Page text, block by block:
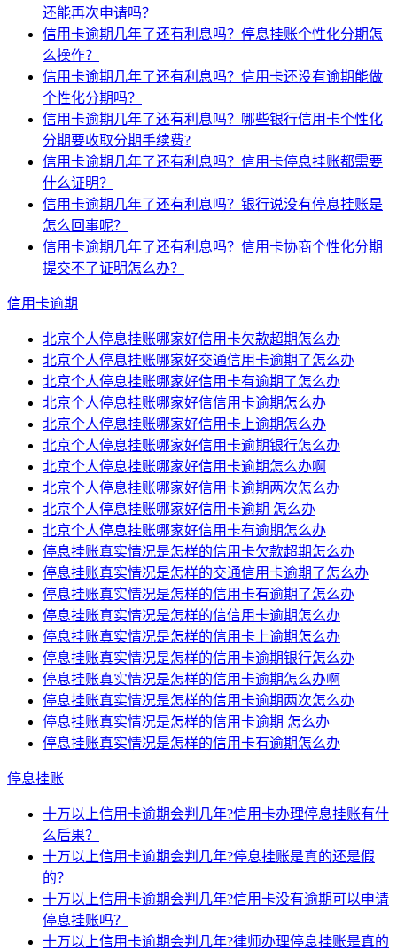
还能再次申请吗？
信用卡逾期几年了还有利息吗？停息挂账个性化分期怎
么操作？
信用卡逾期几年了还有利息吗？信用卡还没有逾期能做
个性化分期吗？
信用卡逾期几年了还有利息吗？哪些银行信用卡个性化
分期要收取分期手续费?
信用卡逾期几年了还有利息吗？信用卡停息挂账都需要
什么证明？
信用卡逾期几年了还有利息吗？银行说没有停息挂账是
怎么回事呢？
信用卡逾期几年了还有利息吗？信用卡协商个性化分期
提交不了证明怎么办？
信用卡逾期
北京个人停息挂账哪家好信用卡欠款超期怎么办
北京个人停息挂账哪家好交通信用卡逾期了怎么办
北京个人停息挂账哪家好信用卡有逾期了怎么办
北京个人停息挂账哪家好信信用卡逾期怎么办
北京个人停息挂账哪家好信用卡上逾期怎么办
北京个人停息挂账哪家好信用卡逾期银行怎么办
北京个人停息挂账哪家好信用卡逾期怎么办啊
北京个人停息挂账哪家好信用卡逾期两次怎么办
北京个人停息挂账哪家好信用卡逾期 怎么办
北京个人停息挂账哪家好信用卡有逾期怎么办
停息挂账真实情况是怎样的信用卡欠款超期怎么办
停息挂账真实情况是怎样的交通信用卡逾期了怎么办
停息挂账真实情况是怎样的信用卡有逾期了怎么办
停息挂账真实情况是怎样的信信用卡逾期怎么办
停息挂账真实情况是怎样的信用卡上逾期怎么办
停息挂账真实情况是怎样的信用卡逾期银行怎么办
停息挂账真实情况是怎样的信用卡逾期怎么办啊
停息挂账真实情况是怎样的信用卡逾期两次怎么办
停息挂账真实情况是怎样的信用卡逾期 怎么办
停息挂账真实情况是怎样的信用卡有逾期怎么办
停息挂账
十万以上信用卡逾期会判几年?信用卡办理停息挂账有什
么后果？
十万以上信用卡逾期会判几年?停息挂账是真的还是假
的？
十万以上信用卡逾期会判几年?信用卡没有逾期可以申请
停息挂账吗？
十万以上信用卡逾期会判几年?律师办理停息挂账是真的